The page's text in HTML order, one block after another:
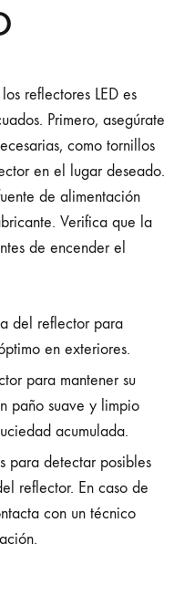
reflectores LED es
Primero, asegúrate
como tornillos
en el lugar deseado.
de alimentación
Verifica que la
de encender el
del reflector para
en exteriores.
para mantener su
paño suave y limpio
acumulada.
para detectar posibles
reflector. En caso de
con un técnico